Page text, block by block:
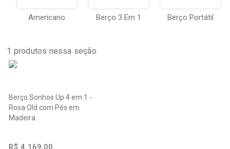
Americano Berço 3 Em 1 Berço Portátil
1 produtos nessa seção
Berço Sonhos Up 4 em 1 -
Rosa Old com Pés em
Madeira
R$ 4.169,00